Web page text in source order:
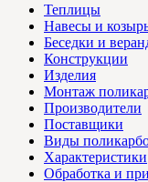
Теплицы
Навесы и
Беседки и
Конструкции
Изделия
Монтаж
Производители
Поставщики
Виды
Характеристики
Обработка и